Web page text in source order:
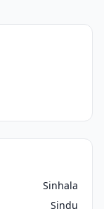
Sinhala
Sindu